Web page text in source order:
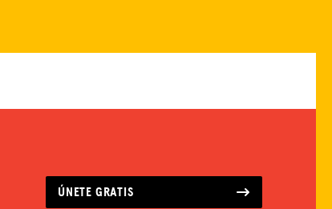
ÚNETE GRATIS